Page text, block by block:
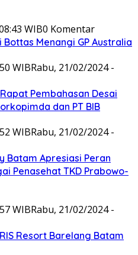
WIB0 Komentar
Bottas Menangi GP Australia
WIBRabu, 21/02/2024 -
Pembahasan Desai
dan PT BIB
WIBRabu, 21/02/2024 -
Batam Apresiasi Peran
Penasehat TKD Prabowo-
WIBRabu, 21/02/2024 -
Resort Barelang Batam